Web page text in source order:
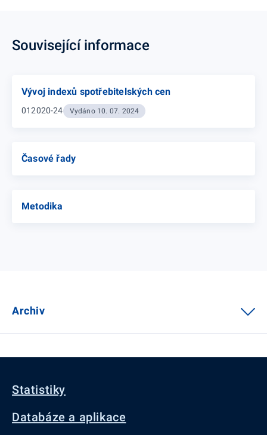
Související informace
Vývoj indexů spotřebitelských cen
012020-24 Vydáno 10. 07. 2024
Časové řady
Metodika
Archiv
Statistiky
Databáze a aplikace